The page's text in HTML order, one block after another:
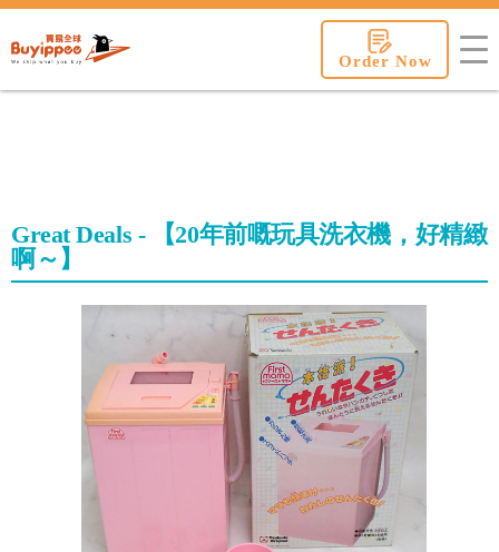
Order Now
Great Deals - 【20年前嘅玩具洗衣機，好精緻
啊～】